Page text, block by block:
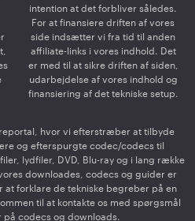
intention at det forbliver således.
For at finansiere driften af vores
side indsætter vi fra tid til anden
affiliate-links i vores indhold. Det
er med til at sikre driften af siden,
udarbejdelse af vores indhold og
finansiering af det tekniske setup.
hvor vi efterstræber at tilbyde
og efterspurgte codec/codecs til
lydfiler, DVD, Blu-ray og i lang række
downloades, codecs og guider er
at forklare de tekniske begreber på en
til at kontakte os med spørgsmål
codecs og downloads.